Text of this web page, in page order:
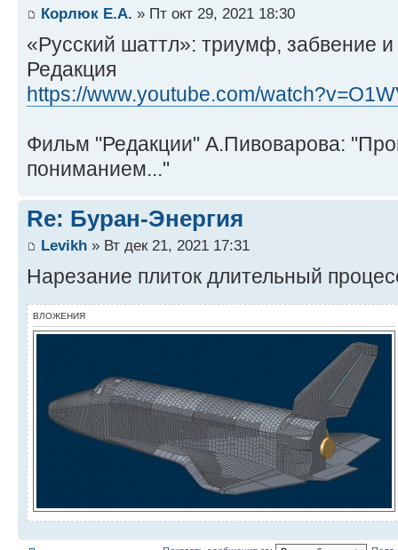
Корлюк Е.А. » Пт окт 29, 2021 18:30
«Русский шаттл»: триумф, забвение и
Редакция
https://www.youtube.com/
Фильм "Редакции" А.Пивоварова:
пониманием..."
Re: Буран-Энергия
Levikh » Вт дек 21, 2021 17:31
Нарезание плиток длительный
ВЛОЖЕНИЯ